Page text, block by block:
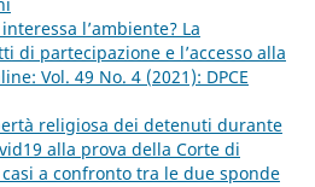
l’ambiente? La
di partecipazione e l’accesso alla
Vol. 49 No. 4 (2021): DPCE
religiosa dei detenuti durante
alla prova della Corte di
a confronto tra le due sponde